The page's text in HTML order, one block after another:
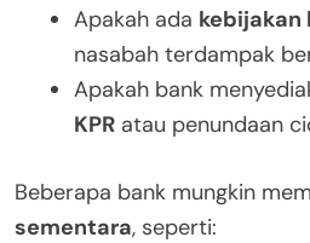
Apakah ada kebijakan
nasabah terdampak
Apakah bank
KPR atau penundaan
Beberapa bank mungkin
sementara, seperti: